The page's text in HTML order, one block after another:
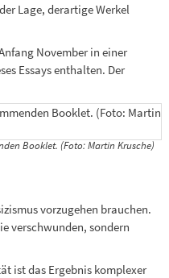
Lage, derartige Werkel
November in einer
Essays enthalten. Der
Booklet. (Foto: Martin Krusche)
vorzugehen brauchen.
verschwunden, sondern
ist das Ergebnis komplexer